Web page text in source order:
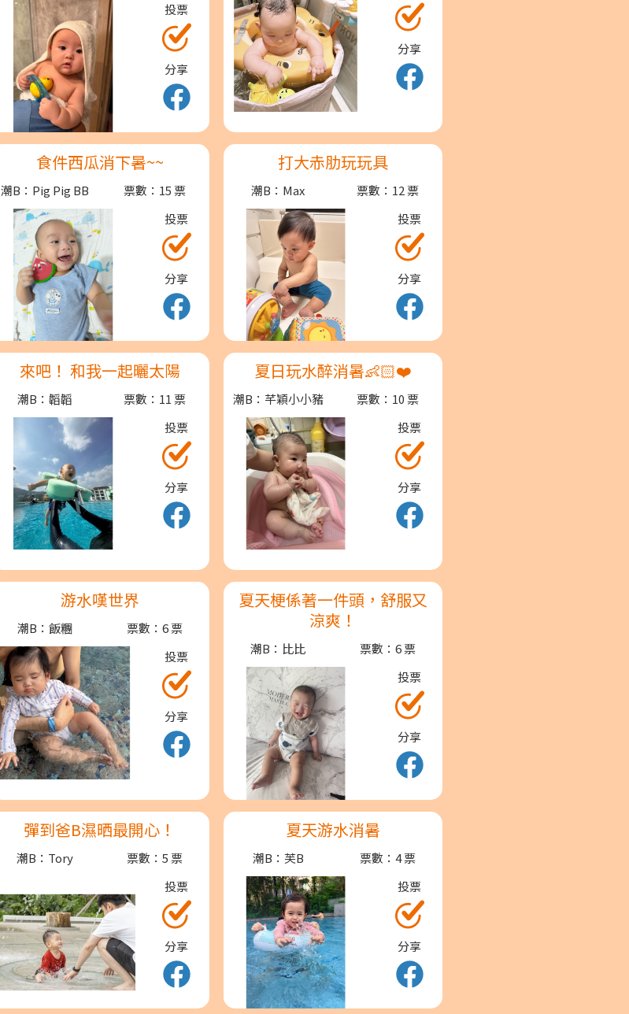
投票
分享
分享
食件西瓜消下暑~~
潮B：Pig Pig BB
票數：15 票
投票
分享
打大赤肋玩玩具
潮B：Max
票數：12 票
投票
分享
來吧！ 和我一起曬太陽
潮B：韜韜
票數：11 票
投票
分享
夏日玩水醉消暑👶🏻❤️
潮B：芊穎小小豬
票數：10 票
投票
分享
游水嘆世界
潮B：飯糰
票數：6 票
投票
分享
夏天梗係著一件頭，舒服又
涼爽！
潮B：比比
票數：6 票
投票
分享
彈到爸B濕晒最開心！
潮B：Tory
票數：5 票
投票
分享
夏天游水消暑
潮B：芙B
票數：4 票
投票
分享